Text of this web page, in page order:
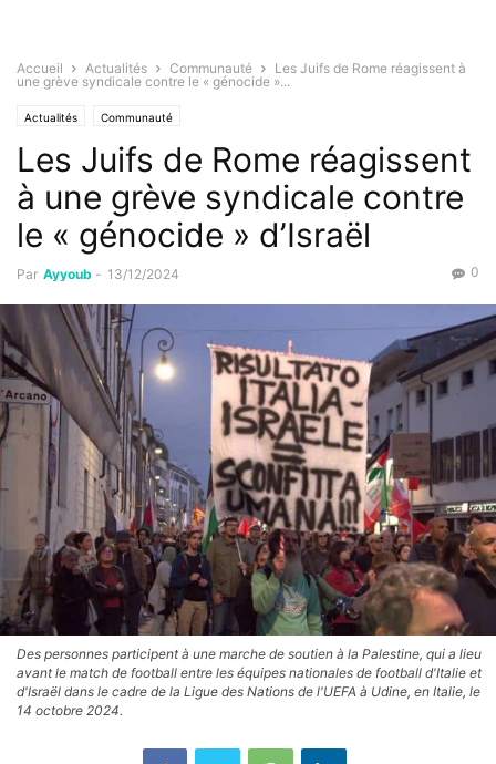
Accueil Actualités Communauté
Les Juifs de Rome réagissent à
une grève syndicale contre le « génocide »...
Actualités Communauté
Les Juifs de Rome réagissent
à une grève syndicale contre
le « génocide » d’Israël
Par Ayyoub - 13/12/2024 0
Des personnes participent à une marche de soutien à la Palestine, qui a lieu
avant le match de football entre les équipes nationales de football d'Italie et
d'Israël dans le cadre de la Ligue des Nations de l'UEFA à Udine, en Italie, le
14 octobre 2024.